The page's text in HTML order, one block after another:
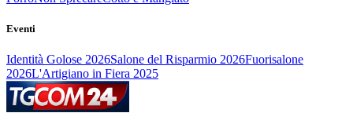
Eventi
Identità Golose 2026Salone del Risparmio 2026Fuorisalone
2026L'Artigiano in Fiera 2025